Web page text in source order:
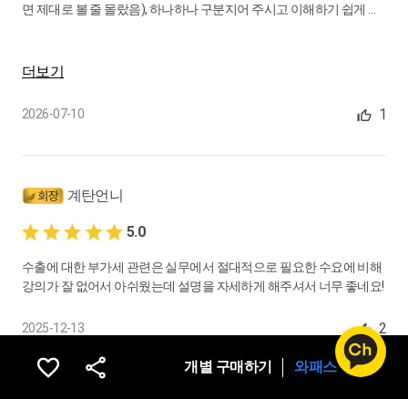
면 제대로 볼 줄 몰랐음), 하나하나 구분지어 주시고 이해하기 쉽게 간
용역의 국외공급, 그 밖의 외화획득, 신고부속서류 등도 세세하게 알
증빙자료 요청할 때, 신고할 때도 유용하게 활용할 것 같아요^^
더보기
2026-07-10 1
계탄언니
5.0
수출에 대한 부가세 관련은 실무에서 절대적으로 필요한 수요에 비해
강의가 잘 없어서 아쉬웠는데 설명을 자세하게 해주셔서 너무 좋네요!
2025-12-13 2
개별 구매하기 와패스 구독